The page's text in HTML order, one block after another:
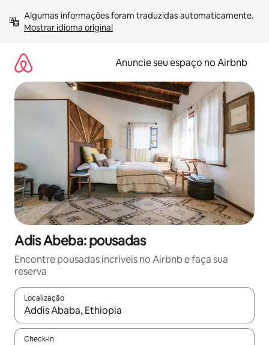
para
Mostrar idioma original
Anuncie seu espaço no Airbnb
Adis Abeba: pousadas
Encontre pousadas incríveis no Airbnb e faça sua
reserva
Localização
Quando os resultados estiverem disponíveis, explore-os
Check-in